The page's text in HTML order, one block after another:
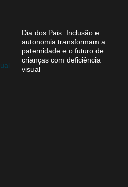
Dia dos Pais: Inclusão e
autonomia transformam a
paternidade e o futuro de
crianças com deficiência
visual